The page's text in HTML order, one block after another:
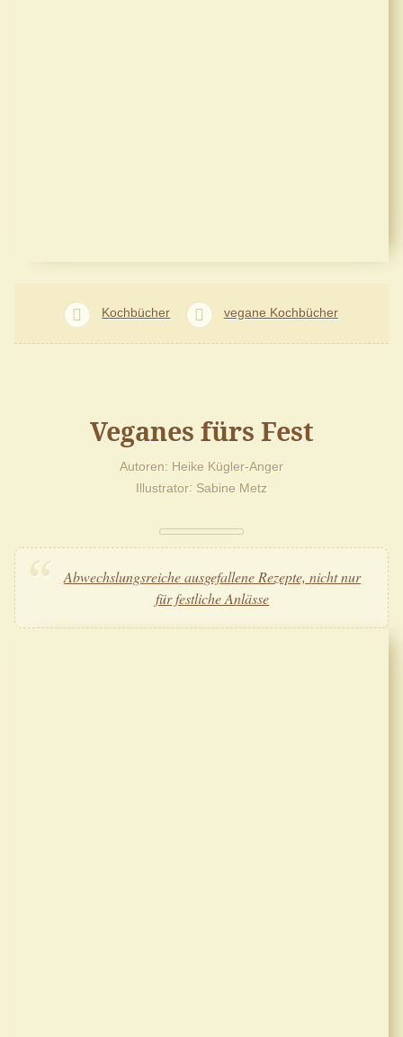
Kochbücher vegane Kochbücher
Veganes fürs Fest
Autoren Heike Kügler-Anger
Illustrator Sabine Metz
Abwechslungsreiche ausgefallene Rezepte, nicht nur
für festliche Anlässe